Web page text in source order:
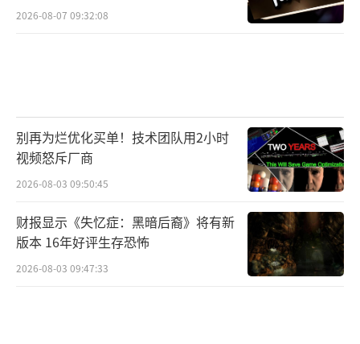
2026-08-07 09:32:08
别再为烂优化买单！技术团队用2小时
视频怒斥厂商
2026-08-03 09:50:45
财报显示《失忆症：黑暗后裔》将有新
版本 16年好评生存恐怖
2026-08-03 09:47:33